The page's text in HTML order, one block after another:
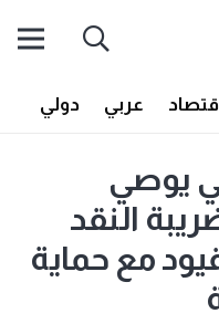
عربي دولي
يوصي
النقد
مع حماية